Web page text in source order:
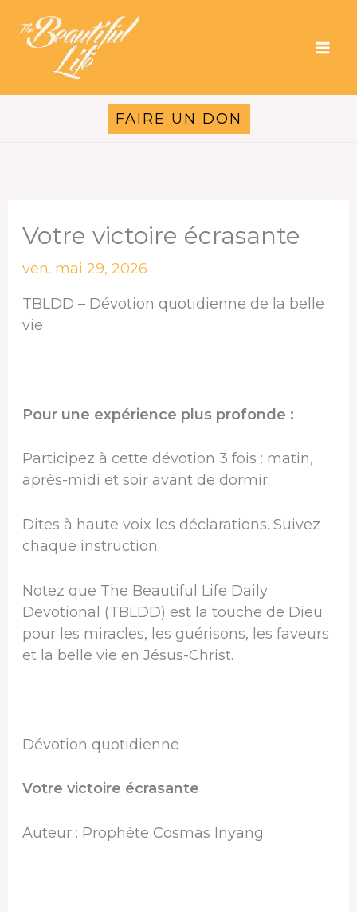
contenu
FAIRE UN DON
Votre victoire écrasante
ven. mai 29, 2026
TBLDD – Dévotion quotidienne de la belle
vie
Pour une expérience plus profonde :
Participez à cette dévotion 3 fois : matin,
après-midi et soir avant de dormir.
Dites à haute voix les déclarations. Suivez
chaque instruction.
Notez que The Beautiful Life Daily
Devotional (TBLDD) est la touche de Dieu
pour les miracles, les guérisons, les faveurs
et la belle vie en Jésus-Christ.
Dévotion quotidienne
Votre victoire écrasante
Auteur : Prophète Cosmas Inyang